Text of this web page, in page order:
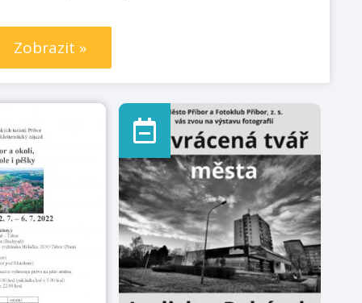
Zobrazit »